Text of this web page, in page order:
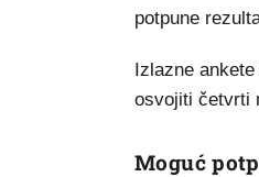
potpune
Izlazne
osvojiti četvrti
Moguć